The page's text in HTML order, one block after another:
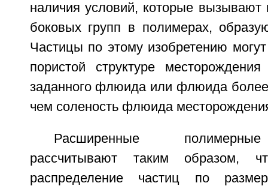
наличия условий, которые вызывают
боковых групп в полимерах,
Частицы по этому изобретению
пористой структуре
заданного флюида или флюида более
чем соленость флюида
Расширенные
рассчитывают таким образом,
распределение частиц по